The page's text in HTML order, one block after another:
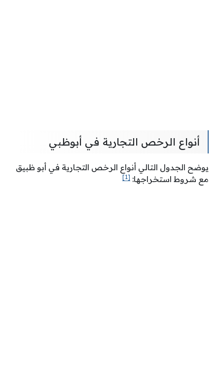
أنواع الرخص التجارية في أبوظبي
يوضح الجدول التالي أنواع الرخص التجارية في أبو ظبيق
مع شروط استخراجها: [1]